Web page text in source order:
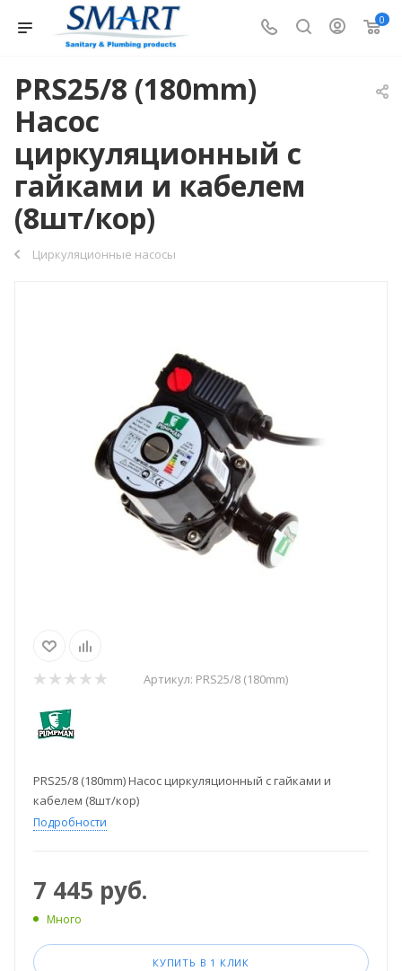
0
PRS25/8 (180mm)
Насос
циркуляционный с
гайками и кабелем
(8шт/кор)
Циркуляционные насосы
Артикул: PRS25/8 (180mm)
PRS25/8 (180mm) Насос циркуляционный с гайками и
кабелем (8шт/кор)
Подробности
7 445 руб.
Много
КУПИТЬ В 1 КЛИК